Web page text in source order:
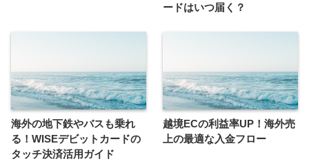
ードはいつ届く？
海外の地下鉄やバスも乗れ
る！WISEデビットカードの
タッチ決済活用ガイド
越境ECの利益率UP！海外売
上の最適な入金フロー